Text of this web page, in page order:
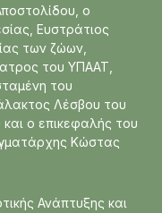
ο
Ευστράτιος
των ζώων,
του ΥΠΑΑΤ,
του
Λέσβου του
ο επικεφαλής του
Κώστας
Ανάπτυξης και